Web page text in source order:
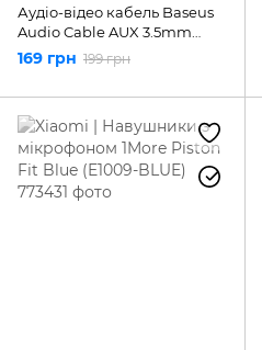
Аудіо-відео кабель Baseus
Audio Cable AUX 3.5mm
Jack M30 Yiven 1m
Silver/Black (CAM30-B92)
169 грн 199 грн